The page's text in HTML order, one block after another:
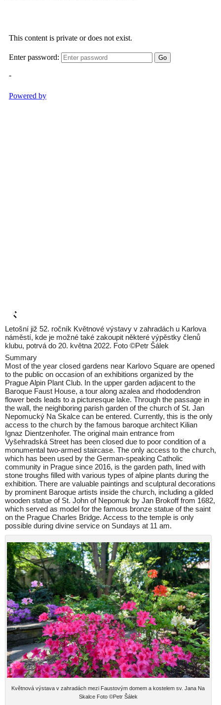
Letošní již 52. ročník Květnové výstavy v zahradách u Karlova
náměstí, kde je možné také zakoupit některé výpěstky členů
klubu, potrvá do 20. května 2022. Foto ©Petr Šálek
Summary
Most of the year closed gardens near Karlovo Square are opened
to the public on occasion of an exhibitions organized by the
Prague Alpin Plant Club. In the upper garden adjacent to the
Baroque Faust House, a tour along azalea and rhododendron
flower beds leads to a picturesque lake. Through the passage in
the wall, the neighboring parish garden of the church of St. Jan
Nepomucký Na Skalce can be entered. Currently, this is the only
access to the church by the famous baroque architect Kilian
Ignaz Dientzenhofer. The original main entrance from
Vyšehradská Street has been closed due to poor condition of a
monumental two-armed staircase. The only access to the church,
which has been used by the German-speaking Catholic
community in Prague since 2016, is the garden path, lined with
stone troughs filled with various types of alpine plants during the
exhibition. There are valuable paintings and sculptural decorations
by prominent Baroque artists inside the church, including a gilded
wooden statue of St. John of Nepomuk by Jan Brokoff from 1682,
which served as model for the famous bronze statue of the saint
on the Prague Charles Bridge. Access to the temple is only
possible during divine service on Sundays at 11 am.
Květnová výstava v zahradách mezi Faustovým domem a kostelem sv. Jana Na
Skalce Foto ©Petr Šálek